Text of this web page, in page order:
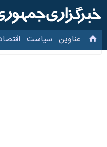
عناوین‌ سیاست اقتصاد